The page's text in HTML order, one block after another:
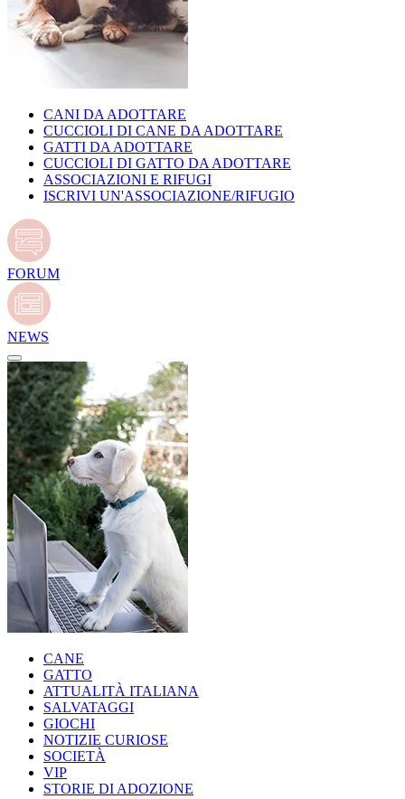
CANI DA ADOTTARE
CUCCIOLI DI CANE DA ADOTTARE
GATTI DA ADOTTARE
CUCCIOLI DI GATTO DA ADOTTARE
ASSOCIAZIONI E RIFUGI
ISCRIVI UN'ASSOCIAZIONE/RIFUGIO
FORUM
NEWS
CANE
GATTO
ATTUALITÀ ITALIANA
SALVATAGGI
GIOCHI
NOTIZIE CURIOSE
SOCIETÀ
VIP
STORIE DI ADOZIONE